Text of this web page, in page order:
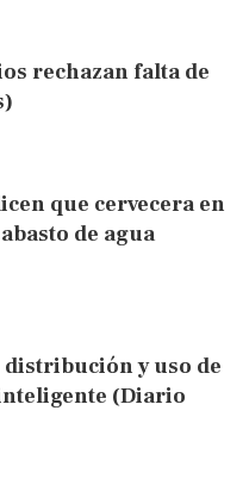
rechazan falta de
que cervecera en
de agua
y uso de
(Diario